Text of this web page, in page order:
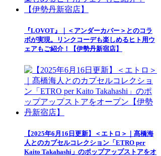
『LOVOT』｜＜アンダーカバー＞とのコラ
ボが実現。リンクコーデも楽しめるヒト用ウ
ェアもご紹介！【伊勢丹新宿店】
【2025年6月16日更新】＜エトロ＞｜髙橋海
人とのカプセルコレクション「ETRO per
Kaito Takahashi」のポップアップストアをオ